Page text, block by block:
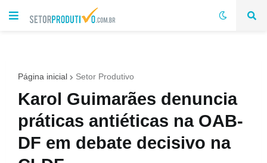
Página inicial Setor Produtivo
Karol Guimarães denuncia
práticas antiéticas na OAB-
DF em debate decisivo na